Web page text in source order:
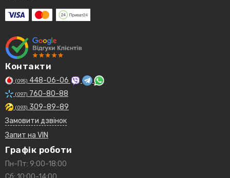
Контакти
(095) 448-06-06
(097) 760-80-88
(093) 309-89-89
Замовити дзвінок
Запит на VIN
Графік роботи
Пн-Пт: 9:00-18:00